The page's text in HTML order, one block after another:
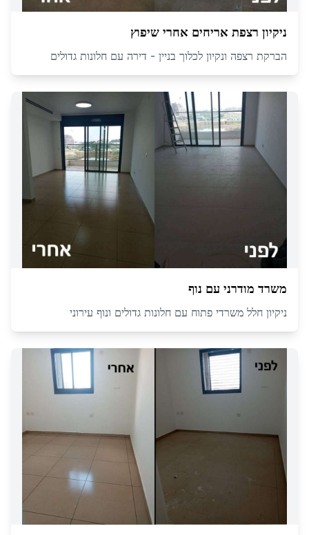
ניקיון רצפת אריחים אחרי שיפוץ
הברקת רצפה ונקיון לכלוך בניין - דירה עם חלונות גדולים
משרד מודרני עם נוף
ניקיון חלל משרדי פתוח עם חלונות גדולים ונוף עירוני